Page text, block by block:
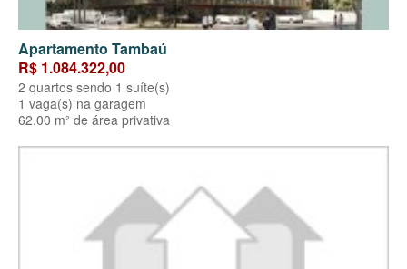
Apartamento Tambaú
R$ 1.084.322,00
2 quartos sendo 1 suíte(s)
1 vaga(s) na garagem
62.00 m² de área privativa